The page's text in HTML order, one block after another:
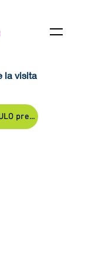
la visita
SCARICA MODULO prenotazioni scuole